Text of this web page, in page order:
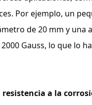
Por ejemplo, un
de 20 mm y una
Gauss, lo que lo
a la